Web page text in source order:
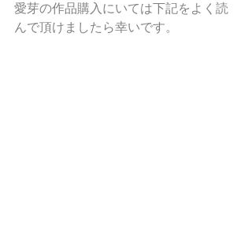
愛芽の作品購入にいては下記をよく読
んで頂けましたら幸いです。